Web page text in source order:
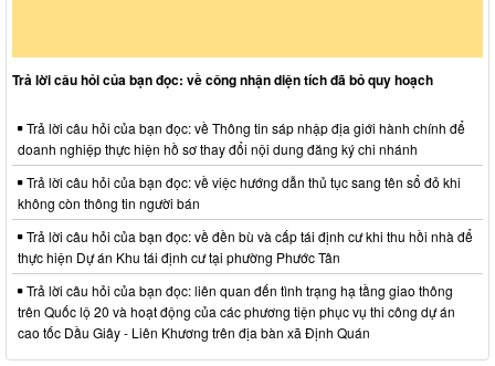
Trả lời câu hỏi của bạn đọc: về công nhận diện tích đã bỏ quy hoạch
Trả lời câu hỏi của bạn đọc: về Thông tin sáp nhập địa giới hành chính để
doanh nghiệp thực hiện hồ sơ thay đổi nội dung đăng ký chi nhánh
Trả lời câu hỏi của bạn đọc: về việc hướng dẫn thủ tục sang tên sổ đỏ khi
không còn thông tin người bán
Trả lời câu hỏi của bạn đọc: về đền bù và cấp tái định cư khi thu hồi nhà để
thực hiện Dự án Khu tái định cư tại phường Phước Tân
Trả lời câu hỏi của bạn đọc: liên quan đến tình trạng hạ tầng giao thông
trên Quốc lộ 20 và hoạt động của các phương tiện phục vụ thi công dự án
cao tốc Dầu Giây - Liên Khương trên địa bàn xã Định Quán